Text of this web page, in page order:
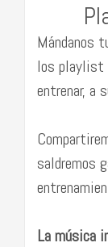
Mándanos
los playlist
entrenar, a
saldremos
La música